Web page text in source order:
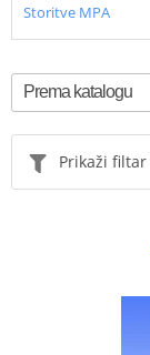
Storitve MPA
Prikaži filtar